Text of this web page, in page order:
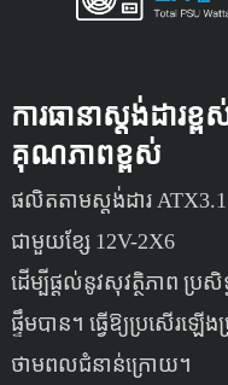
ការធានាស្តង់ដារខ្ព
គុណភាពខ្ពស់
ផលិតតាមស្តង់ដារ ATX3.1
ជាមួយខ្សែ 12V-2X6
ដើម្បីផ្តល់នូវសុវត្ថិភាព ប្រ
ផ្ទឹមបាន។ ធ្វើឱ្យប្រសើរឡើ
ថាមពលជំនាន់ក្រោយ។